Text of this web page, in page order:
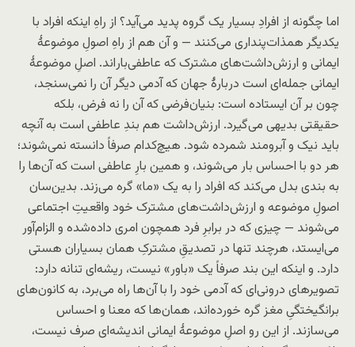
اما چگونه از افرادِ بسیار یک گروه پدید می‌آید؟ از راهِ اینکه افراد با
یکدیگر همذات‌پنداری می‌کنند — و آن هم از راهِ اصولِ موضوعهٔ
ایمانی و ارزش‌داشت‌های مشترک که عاطفی‌بار‌اند. اصلِ موضوعهٔ
ایمانی جمله‌ای است دربارهٔ جهان که آدمی دیگر آن را نمی‌سنجد،
چون بر آن ایستاده است: بنیان‌فرضی که آن را نه فرض، بلکه
حقیقتی بدیهی می‌گیرد. ارزش‌داشت هم بندِ عاطفی است به آنچه
باید نیک و آبرومند شمرده شود. هیچ‌کدام صرفاً دانسته نمی‌شوند؛
هر دو با احساس بار می‌شوند، و همین بارِ عاطفی است که آن‌ها را
به بندی بدل می‌کند که افراد را به یک «ما» گره می‌زند. بدین‌سان
اصولِ موضوعه و ارزش‌داشت‌های مشترک خود واقعیتِ اجتماعی
می‌شوند — چیزی که در برابرِ فرد همچون امری داده‌شده و الزام‌آور
می‌ایستد، هرچند تنها در تصدیقِ مشترکِ همان بسیاران هستی
دارد. و اینکه این بند صرفاً یک «باور» نیست، ریشه‌ای تنانه دارد:
تصویرهای درونی‌ای که آدمی خود را با آن‌ها راه می‌برد، به کانون‌های
برانگیختگیِ مغز گره خورده‌اند، همان‌ها که معنا و احساس
می‌سازند. از این رو اصلِ موضوعهٔ ایمانی اندیشه‌ای صرف نیست،